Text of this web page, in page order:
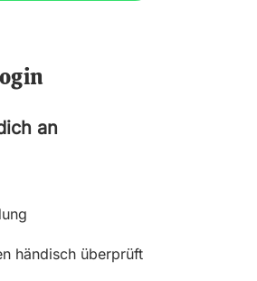
an
händisch überprüft